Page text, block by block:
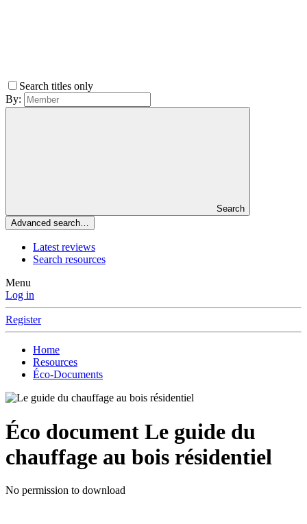
Search titles only
By:
Search
Advanced search…
Latest reviews
Search resources
Menu
Log in
Register
Home
Resources
Éco-Documents
Éco document Le guide du
chauffage au bois résidentiel
No permission to download